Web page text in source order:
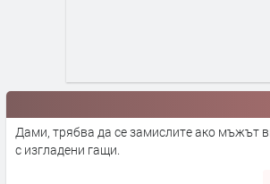
Дами, трябва да се замислите ако мъжът
с изгладени гащи.